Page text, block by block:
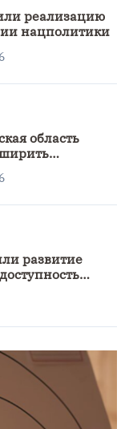
реализацию
нацполитики
область
с Узбекистаном
развитие